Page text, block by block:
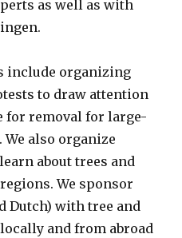
as well as with
include organizing
to draw attention
for removal for large-
also organize
about trees and
We sponsor
Dutch) with tree and
and from abroad